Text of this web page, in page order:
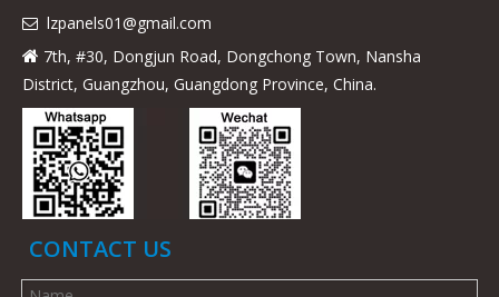
 lzpanels01@gmail.com
 7th, #30, Dongjun Road, Dongchong Town, Nansha
District, Guangzhou, Guangdong Province, China.
CONTACT US